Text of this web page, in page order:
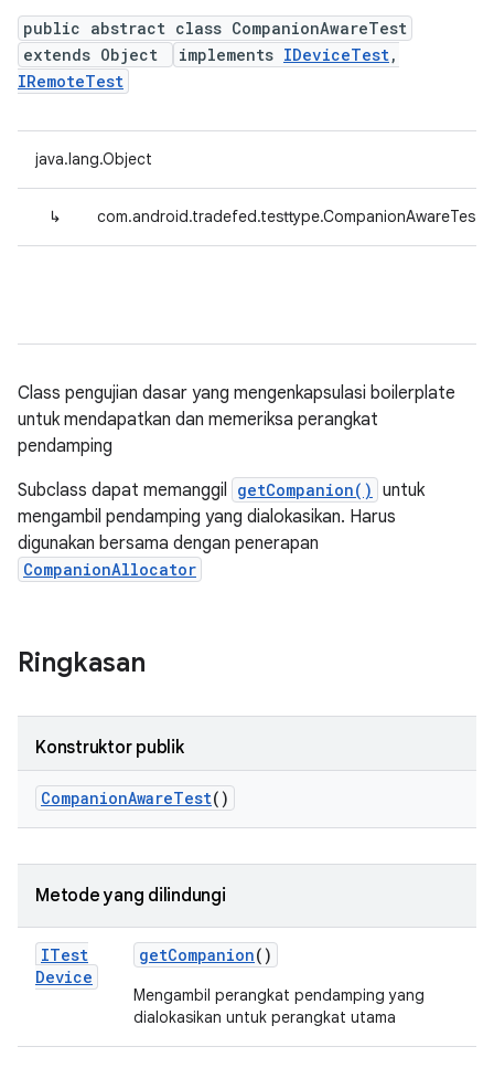
public abstract class CompanionAwareTest
extends Object
implements IDeviceTest,
IRemoteTest
java.lang.Object
↳ com.android.tradefed.testtype.CompanionAwareTest
Class pengujian dasar yang mengenkapsulasi boilerplate
untuk mendapatkan dan memeriksa perangkat
pendamping
Subclass dapat memanggil getCompanion() untuk
mengambil pendamping yang dialokasikan. Harus
digunakan bersama dengan penerapan
CompanionAllocator
Ringkasan
Konstruktor publik
CompanionAwareTest()
Metode yang dilindungi
ITest
Device
getCompanion()
Mengambil perangkat pendamping yang
dialokasikan untuk perangkat utama